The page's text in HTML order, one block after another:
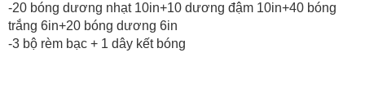
-20 bóng dương nhạt 10in+10 dương đậm 10in+40 bóng
trắng 6in+20 bóng dương 6in
-3 bộ rèm bạc + 1 dây kết bóng